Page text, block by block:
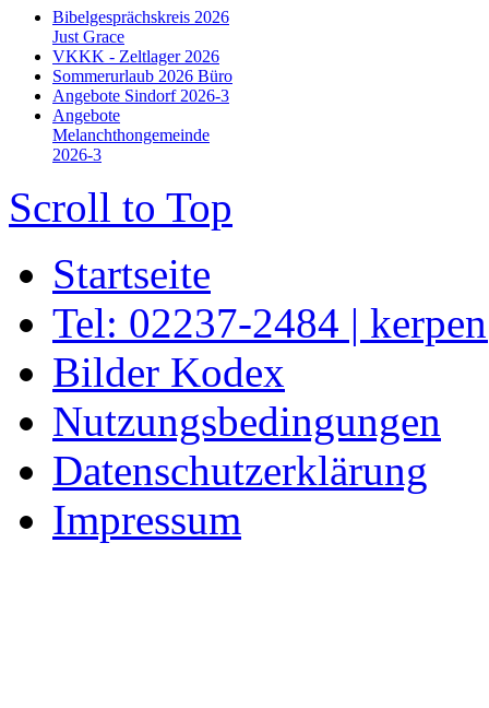
Bibelgesprächskreis 2026
Just Grace
VKKK - Zeltlager 2026
Sommerurlaub 2026 Büro
Angebote Sindorf 2026-3
Angebote
Melanchthongemeinde
2026-3
Scroll to Top
Startseite
Tel: 02237-2484 |
Bilder Kodex
Nutzungsbedingungen
Datenschutzerklärung
Impressum